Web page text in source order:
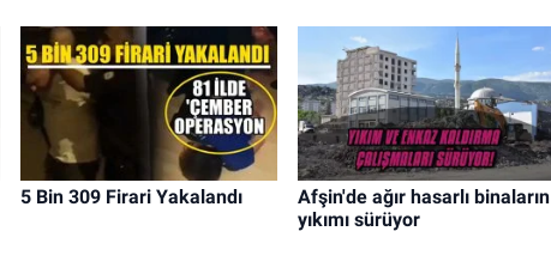
5 Bin 309 Firari Yakalandı
Afşin'de ağır hasarlı binaların
yıkımı sürüyor